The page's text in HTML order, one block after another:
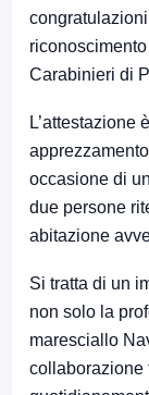
Carabinieri di
L’attestazione
occasione di
due persone
abitazione
Si tratta di un
non solo la
maresciallo
collaborazione